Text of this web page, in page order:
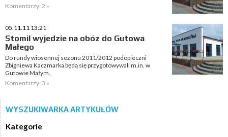
Komentarzy: 2 »
05.11.11 13:21
Stomil wyjedzie na obóz do Gutowa
Małego
Do rundy wiosennej sezonu 2011/2012 podopieczni
Zbigniewa Kaczmarka będą się przygotowywali m.in. w
Gutowie Małym.
Komentarzy: 3 »
WYSZUKIWARKA ARTYKUŁÓW
Kategorie